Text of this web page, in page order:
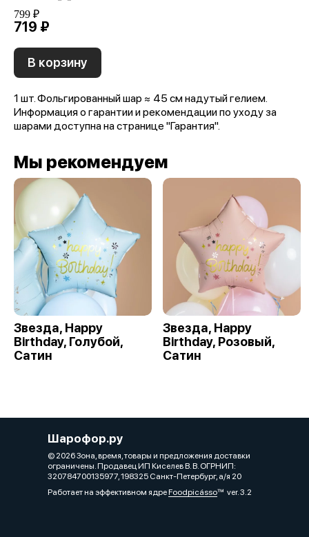
799 ₽
719 ₽
В корзину
1 шт. Фольгированный шар ≈ 45 см надутый гелием.
Информация о гарантии и рекомендации по уходу за
шарами доступна на странице "Гарантия".
Мы рекомендуем
Звезда, Happy
Birthday, Голубой,
Сатин
Звезда, Happy
Birthday, Розовый,
Сатин
Шарофор.ру
© 2026 Зона, время, товары и предложения доставки
ограничены. Продавец ИП Киселев В. В. ОГРНИП:
320784700135977, 198325 Санкт-Петербург, а/я 20
Работает на эффективном ядреFoodpicássover. 3.2